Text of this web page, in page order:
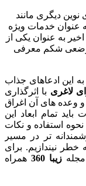
دیگری مانند
عنوان خدمات ویژه
به عنوان یکی از
شکم معرفی
به این ادعاهای جذاب
لاغری با اثرگذاری
و وعده های آن اغراق
تمام ابعاد این
استفاده و نکات
تر در مسیر
نیندازیم. برای
مجلهزیبا 360
همراه